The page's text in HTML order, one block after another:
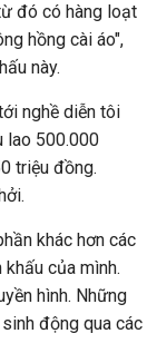
đó có hàng loạt
hồng cài áo",
này.
nghề diễn tôi
lao 500.000
triệu đồng.
khác hơn các
của mình.
hình. Những
động qua các